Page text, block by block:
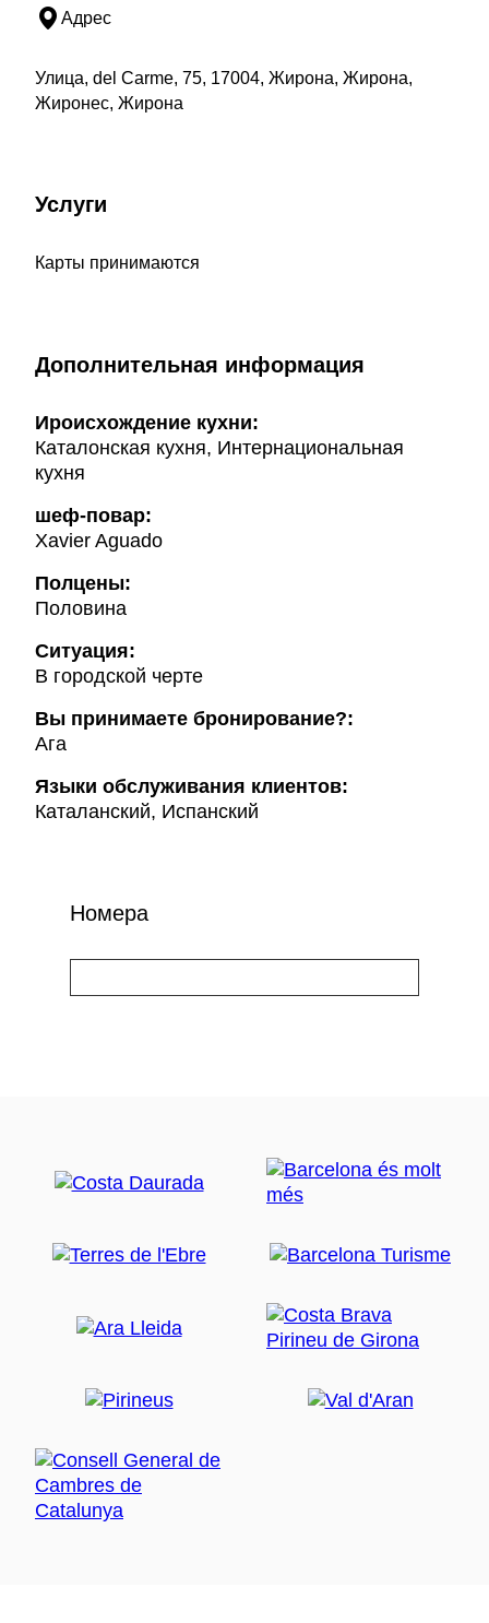
Адрес
Улица, del Carme, 75, 17004, Жирона, Жирона,
Жиронес, Жирона
Услуги
Карты принимаются
Дополнительная информация
Ироисхождение кухни:
Каталонская кухня, Интернациональная
кухня
шеф-повар:
Xavier Aguado
Полцены:
Половина
Ситуация:
В городской черте
Вы принимаете бронирование?:
Ага
Языки обслуживания клиентов:
Каталанский, Испанский
Номера